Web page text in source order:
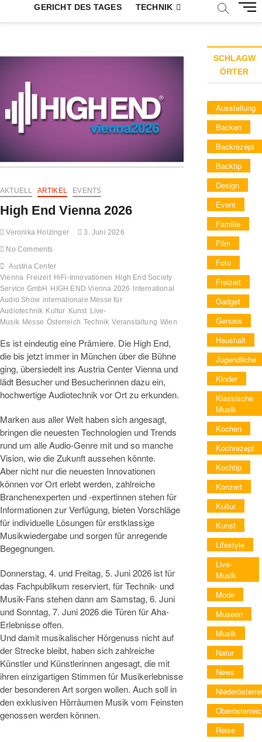
GERICHT DES TAGES TECHNIK
M
u
B
u
t
o
n
AKTUELL ARTIKEL EVENTS
High End Vienna 2026
Veronika Holzinger 3. Juni 2026
No Comments
Austria Center
Vienna Freizeit HiFi‑Innovationen High End Society
Service GmbH
HIGH END Vienna 2026
International
Audio Show internationale Messe für
Audiotechnik Kultur Kunst Live-
Musik Messe Österreich Technik Veranstaltung Wien
Es ist eindeutig eine Prämiere. Die High End,
die bis jetzt immer in München über die Bühne
ging, übersiedelt ins Austria Center Vienna und
lädt Besucher und Besucherinnen dazu ein,
hochwertige Audiotechnik vor Ort zu erkunden.
Marken aus aller Welt haben sich angesagt,
bringen die neuesten Technologien und Trends
rund um alle Audio-Genre mit und so manche
Vision, wie die Zukunft aussehen könnte.
Aber nicht nur die neuesten Innovationen
können vor Ort erlebt werden, zahlreiche
Branchenexperten und -expertinnen stehen für
Informationen zur Verfügung, bieten Vorschläge
für individuelle Lösungen für erstklassige
Musikwiedergabe und sorgen für anregende
Begegnungen.
Donnerstag, 4. und Freitag, 5. Juni 2026 ist für
das Fachpublikum reserviert, für Technik- und
Musik-Fans stehen dann am Samstag, 6. Juni
und Sonntag, 7. Juni 2026 die Türen für Aha-
Erlebnisse offen.
Und damit musikalischer Hörgenuss nicht auf
der Strecke bleibt, haben sich zahlreiche
Künstler und Künstlerinnen angesagt, die mit
ihren einzigartigen Stimmen für Musikerlebnisse
der besonderen Art sorgen wollen. Auch soll in
den exklusiven Hörräumen Musik vom Feinsten
genossen werden können.
SCHLAGW
ÖRTER
Ausstellung
Backen
Backrezept
Backtip
Design
Event
Familie
Film
Foto
Freizeit
Gadget
Genuss
Haushalt
Jugendliche
Kinder
Klassische
Musik
Kochen
Kochrezept
Kochtip
Konzert
Kultur
Kunst
Lifestyle
Live-
Musik
Mode
Museen
Musik
Natur
News
Reise